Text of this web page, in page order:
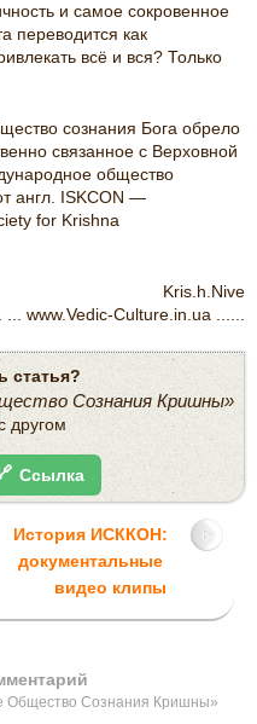
и самое сокровенное
переводится как
всё и вся? Только
сознания Бога обрело
связанное с Верховной
общество
англ. ISKCON —
for Krishna
Kris.h.Nive
... www.Vedic-Culture.in.ua ......
статья?
Сознания Кришны»
другом
Ссылка
История ИСККОН:
документальные
видео клипы
Общество Сознания Кришны»